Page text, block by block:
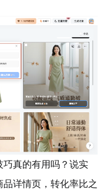
真的有用吗？说实
详情页，转化率比之